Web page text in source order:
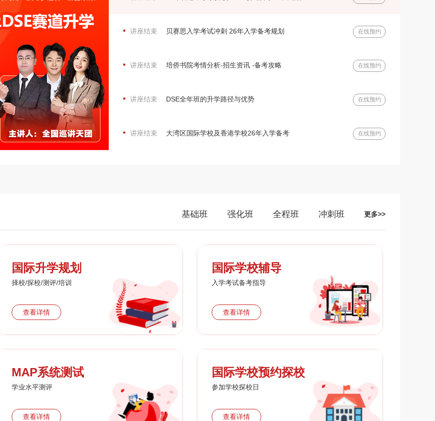
讲座结束 贝赛思入学考试冲刺 26年入学备考规划 在线预约
讲座结束 培侨书院考情分析-招生资讯 -备考攻略 在线预约
讲座结束 DSE全年班的升学路径与优势 在线预约
讲座结束 大湾区国际学校及香港学校26年入学备考 在线预约
更多>>
基础班 强化班 全程班 冲刺班
国际升学规划
择校/探校/测评/培训
查看详情
国际学校辅导
入学考试备考指导
查看详情
MAP系统测试
学业水平测评
查看详情
国际学校预约探校
参加学校探校日
查看详情